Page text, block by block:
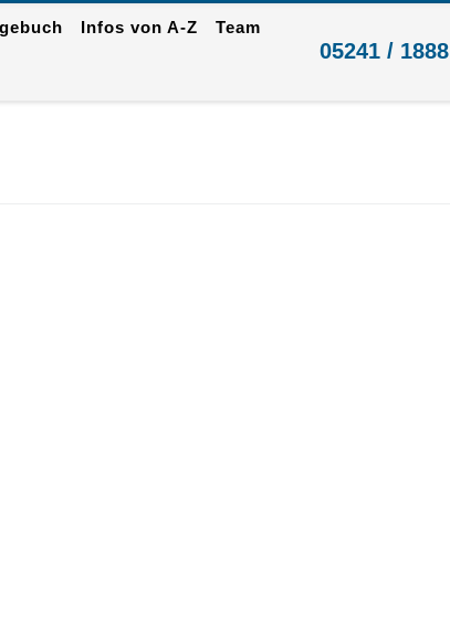
Infos von A-Z Team
05241 / 1888